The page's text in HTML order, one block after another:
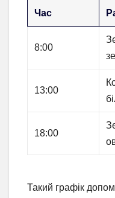
Час
8:00
13:00
18:00
Такий графік